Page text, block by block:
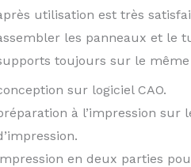
utilisation est très
les panneaux et le
toujours sur le
sur logiciel CAO.
à l’impression sur
en deux parties